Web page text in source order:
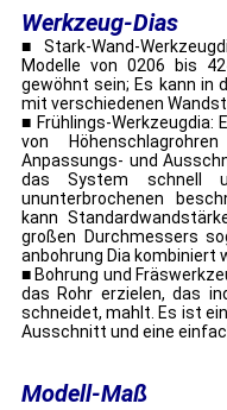
Werkzeug-Dias
■ Stark-Wand-
Modelle von 0206 bis
gewöhnt sein; Es kann in
mit verschiedenen
■ Frühlings-Werkzeugdia:
von
Anpassungs- und
das System schnell
ununterbrochenen
kann
großen Durchmessers
anbohrung Dia kombiniert
■ Bohrung und
das Rohr erzielen, das
schneidet, mahlt. Es ist
Ausschnitt und eine
Modell-Maß